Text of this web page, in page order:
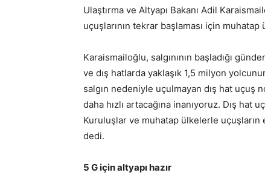
Ulaştırma ve Altyapı Bakanı Adil
uçuşlarının tekrar başlaması için
Karaismailoğlu, salgınının başladığı
ve dış hatlarda yaklaşık 1,5 milyon
salgın nedeniyle uçulmayan dış hat uçuş
daha hızlı artacağına inanıyoruz. Dış
Kuruluşlar ve muhatap ülkelerle uçuşların
dedi.
5 G için altyapı hazır